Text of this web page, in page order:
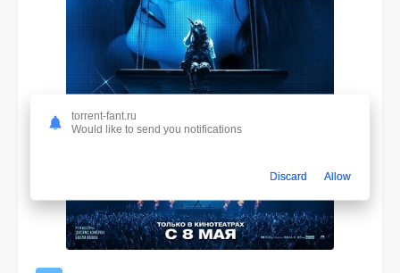
torrent-fant.ru
Would like to send you notifications
Discard Allow